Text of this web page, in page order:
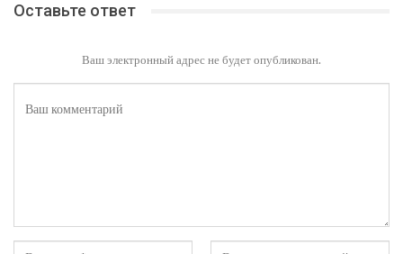
Оставьте ответ
Ваш электронный адрес не будет опубликован.